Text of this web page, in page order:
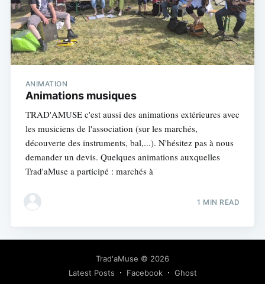
ANIMATION
Animations musiques
TRAD'AMUSE c'est aussi des animations extérieures avec
les musiciens de l'association (sur les marchés,
découverte des instruments, bal,...). N'hésitez pas à nous
demander un devis. Quelques animations auxquelles
Trad'aMuse a participé : marchés à
1 MIN READ
Trad'aMuse © 2026
Latest Posts
Facebook Ghost